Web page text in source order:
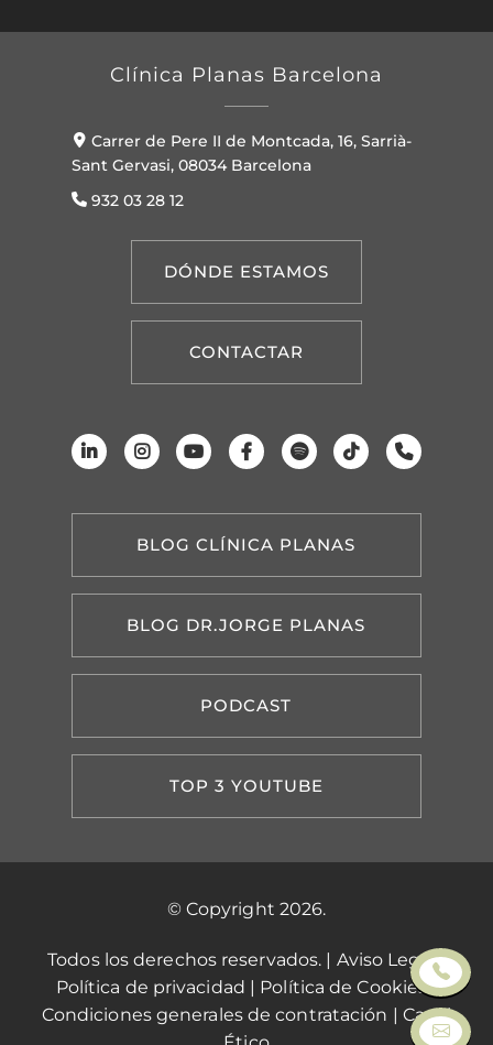
Clínica Planas Barcelona
Carrer de Pere II de Montcada, 16, Sarrià-
Sant Gervasi, 08034 Barcelona
932 03 28 12
DÓNDE ESTAMOS
CONTACTAR
BLOG CLÍNICA PLANAS
BLOG DR.JORGE PLANAS
PODCAST
TOP 3 YOUTUBE
© Copyright 2026.
Todos los derechos reservados. | Aviso Legal|
Política de privacidad | Política de Cookies|
Condiciones generales de contratación | Canal